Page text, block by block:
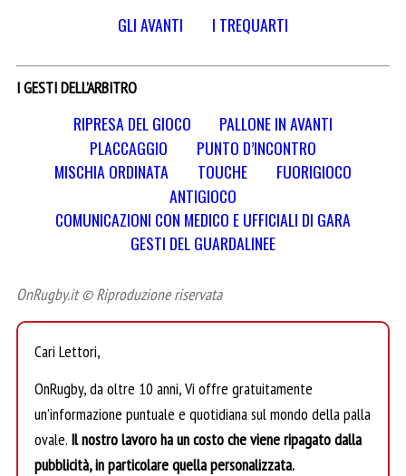
GLI AVANTI I TREQUARTI
I GESTI DELL’ARBITRO
RIPRESA DEL GIOCO
PALLONE IN AVANTI
PLACCAGGIO
PUNTO D’INCONTRO
MISCHIA ORDINATA
TOUCHE
FUORIGIOCO
ANTIGIOCO
COMUNICAZIONI CON MEDICO E UFFICIALI DI GARA
GESTI DEL GUARDALINEE
OnRugby.it © Riproduzione riservata
Cari Lettori,
OnRugby, da oltre 10 anni, Vi offre gratuitamente
un’informazione puntuale e quotidiana sul mondo della palla
ovale. Il nostro lavoro ha un costo che viene ripagato dalla
pubblicità, in particolare quella personalizzata.